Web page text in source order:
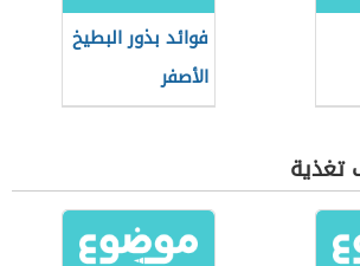
فوائد بذور البطيخ
الأصفر
تغذية